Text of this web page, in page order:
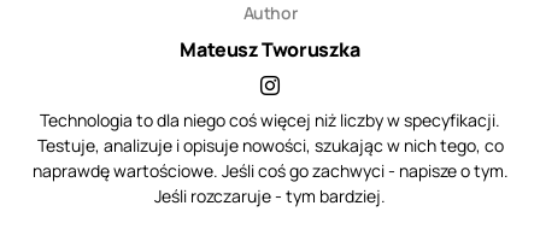
Author
Mateusz Tworuszka
Technologia to dla niego coś więcej niż liczby w specyfikacji.
Testuje, analizuje i opisuje nowości, szukając w nich tego, co
naprawdę wartościowe. Jeśli coś go zachwyci - napisze o tym.
Jeśli rozczaruje - tym bardziej.